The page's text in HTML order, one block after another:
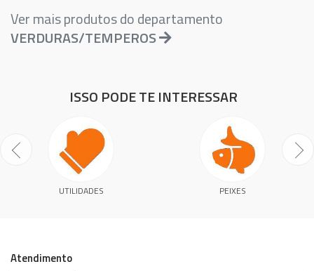
Ver mais produtos do departamento
VERDURAS/TEMPEROS
ISSO PODE TE INTERESSAR
UTILIDADES PEIXES
Atendimento